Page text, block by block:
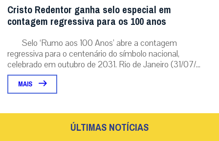
Cristo Redentor ganha selo especial em
contagem regressiva para os 100 anos
Selo ‘Rumo aos 100 Anos’ abre a contagem
regressiva para o centenário do símbolo nacional,
celebrado em outubro de 2031. Rio de Janeiro (31/07/...
MAIS
ÚLTIMAS NOTÍCIAS